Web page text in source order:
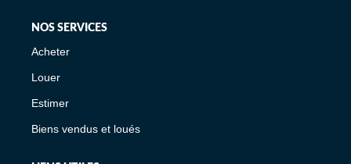
NOS SERVICES
Acheter
Louer
Estimer
Biens vendus et loués